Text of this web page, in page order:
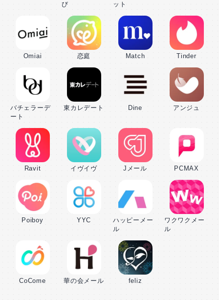
び
ット
Omiai 恋庭 Match Tinder
バチェラーデ
ート
東カレデート Dine アンジュ
Ravit イヴイヴ Jメール PCMAX
Poiboy YYC
ハッピーメー
ル
ワクワクメー
ル
CoCome 華の会メール feliz